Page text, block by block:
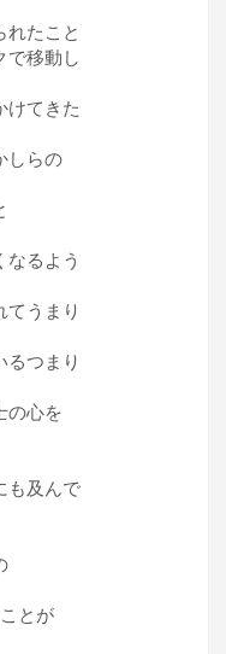
れたこと
で移動し
けてきた
しらの
るよう
てうまり
るつまり
の心を
も及んで
とが